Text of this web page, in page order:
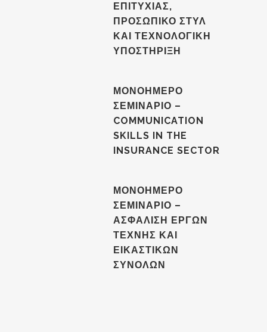
ΕΠΙΤΥΧΙΑΣ,
ΠΡΟΣΩΠΙΚΟ ΣΤΥΛ
ΚΑΙ ΤΕΧΝΟΛΟΓΙΚΗ
ΥΠΟΣΤΗΡΙΞΗ
ΜΟΝΟΗΜΕΡΟ
ΣΕΜΙΝΑΡΙΟ –
COMMUNICATION
SKILLS IN THE
INSURANCE SECTOR
ΜΟΝΟΗΜΕΡΟ
ΣΕΜΙΝΑΡΙΟ –
ΑΣΦΑΛΙΣΗ ΕΡΓΩΝ
ΤΕΧΝΗΣ ΚΑΙ
ΕΙΚΑΣΤΙΚΩΝ
ΣΥΝΟΛΩΝ